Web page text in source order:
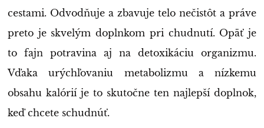
cestami. Odvodňuje a zbavuje telo nečistôt a práve
preto je skvelým doplnkom pri chudnutí. Opäť je
to fajn potravina aj na detoxikáciu organizmu.
Vďaka urýchľovaniu metabolizmu a nízkemu
obsahu kalórií je to skutočne ten najlepší doplnok,
keď chcete schudnúť.